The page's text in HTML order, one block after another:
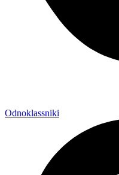
Odnoklassniki